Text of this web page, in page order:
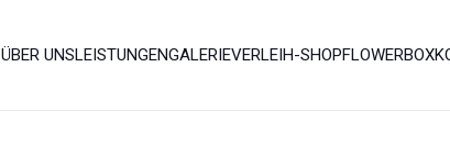
ÜBER UNSLEISTUNGENGALERIEVERLEIH-SHOPFLOWERBOX